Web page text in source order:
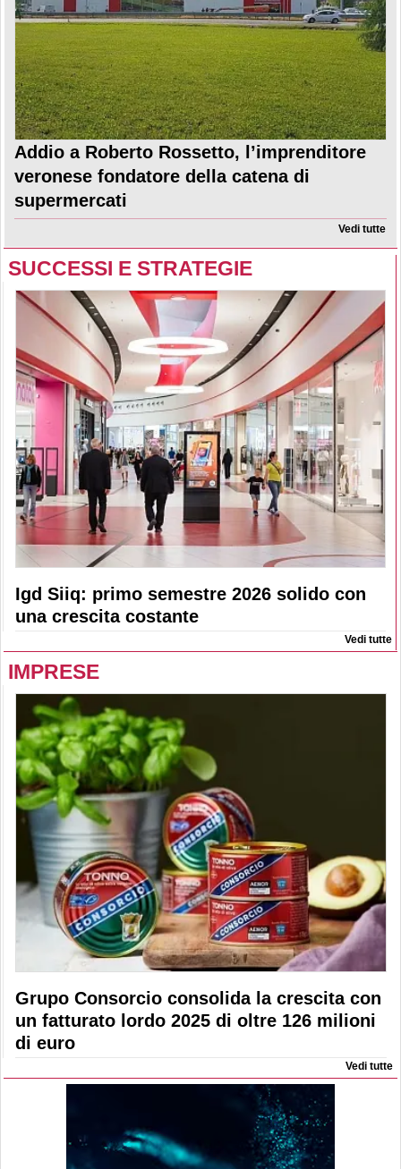
Addio a Roberto Rossetto, l’imprenditore
veronese fondatore della catena di
supermercati
Vedi tutte
SUCCESSI E STRATEGIE
Igd Siiq: primo semestre 2026 solido con
una crescita costante
Vedi tutte
IMPRESE
Grupo Consorcio consolida la crescita con
un fatturato lordo 2025 di oltre 126 milioni
di euro
Vedi tutte